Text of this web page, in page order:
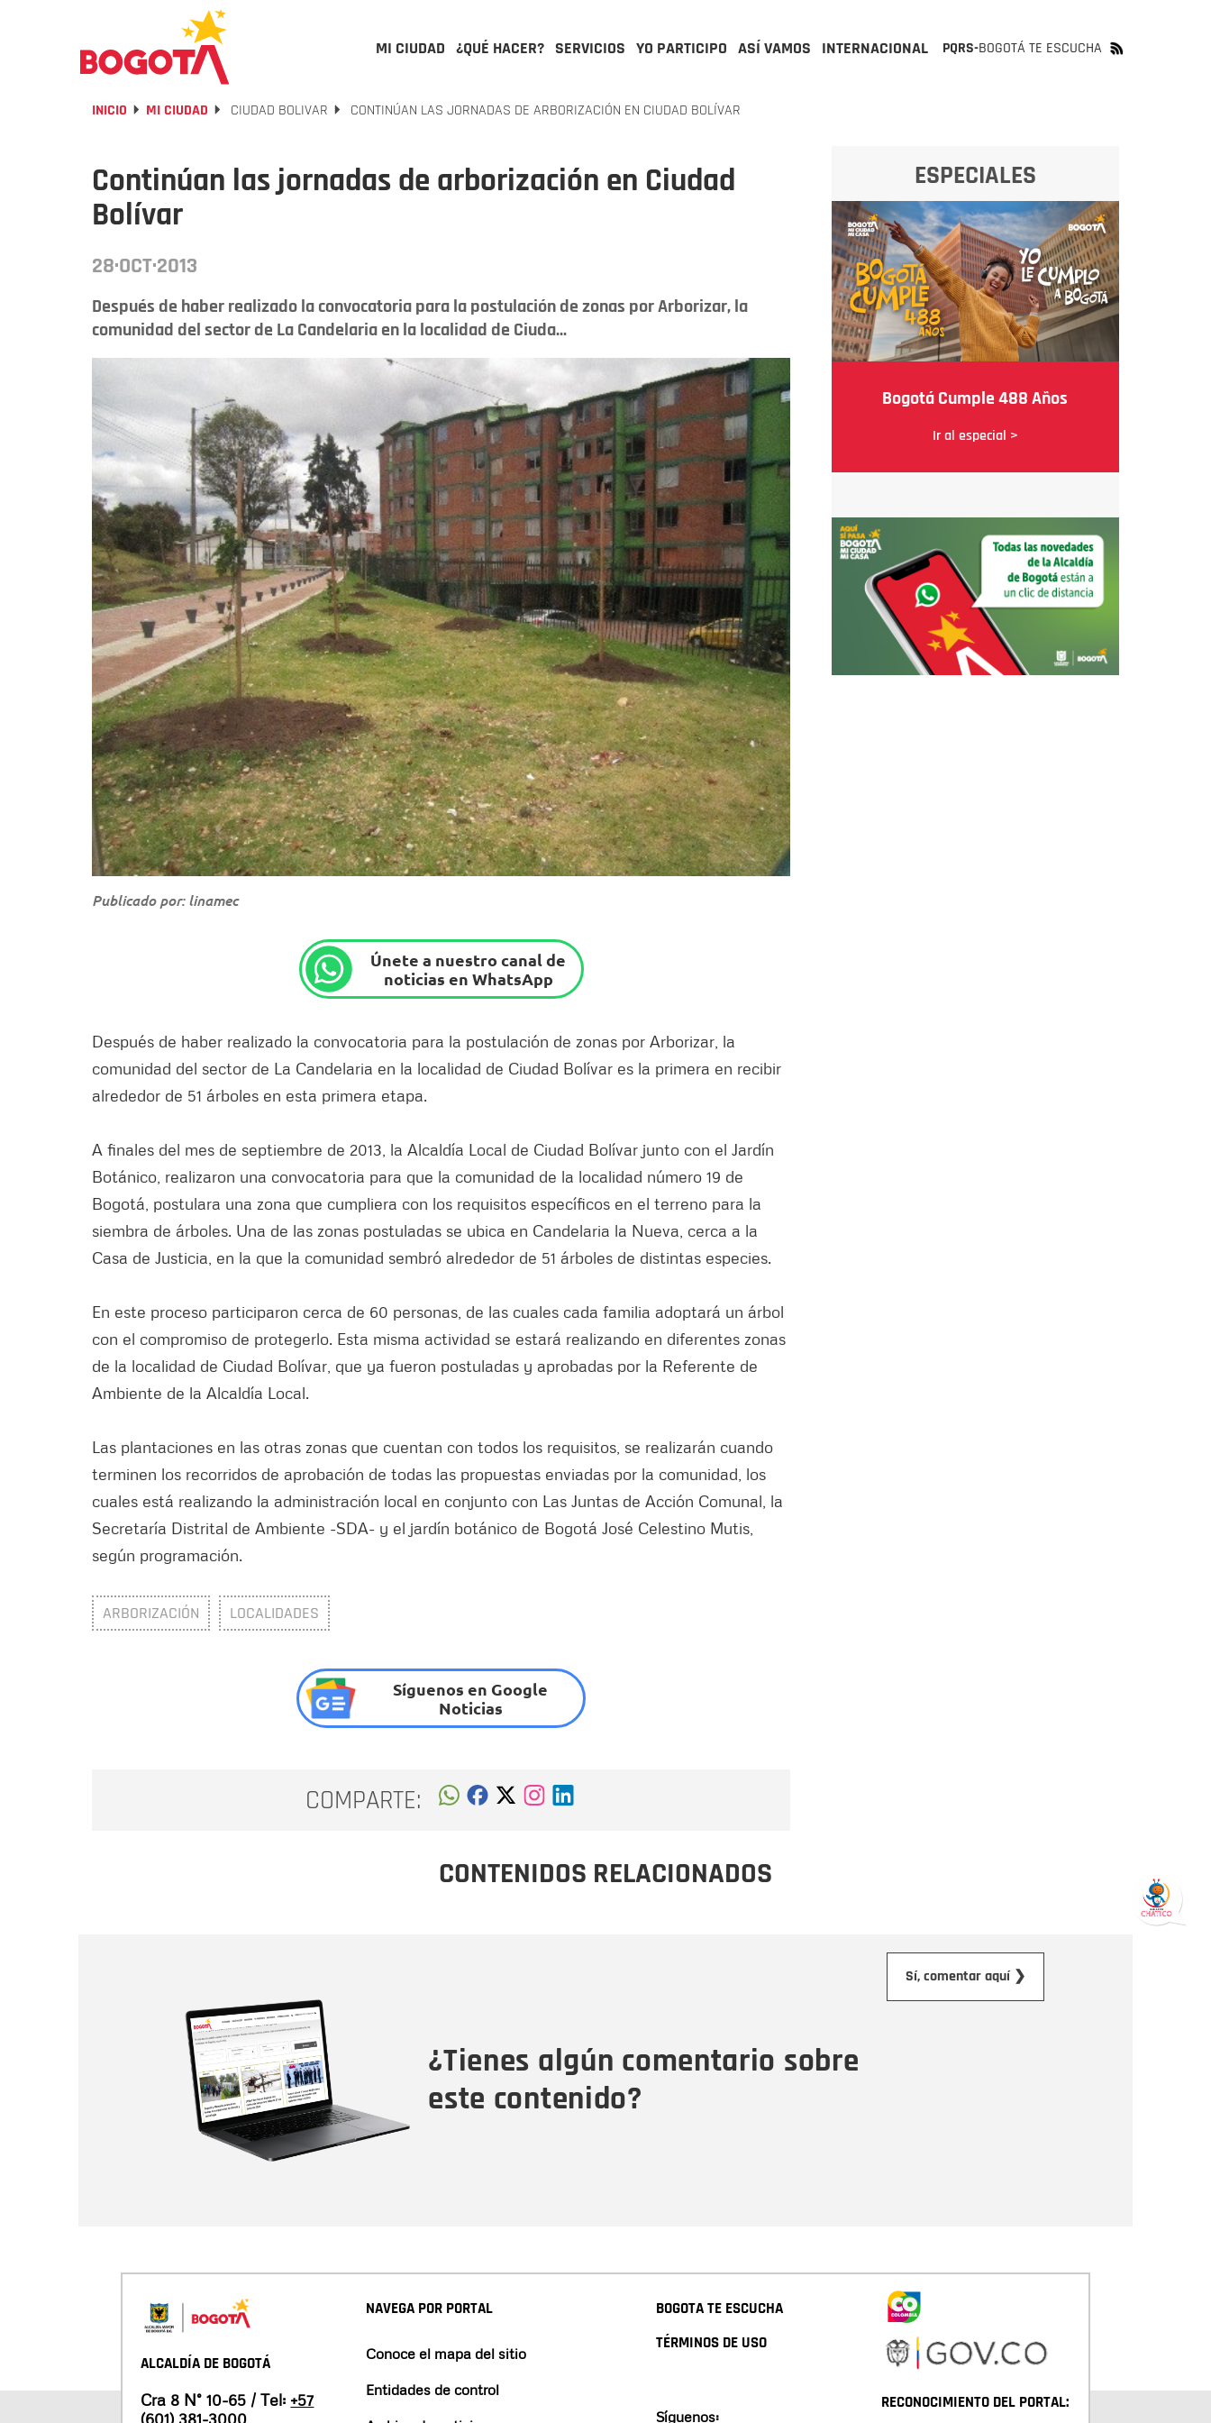
MI CIUDAD ¿QUÉ HACER? SERVICIOS YO PARTICIPO ASÍ VAMOS INTERNACIONAL PQRS-BOGOTÁ TE ESCUCHA
INICIO MI CIUDAD CIUDAD BOLIVAR CONTINÚAN LAS JORNADAS DE ARBORIZACIÓN EN CIUDAD BOLÍVAR
Continúan las jornadas de arborización en Ciudad
Bolívar
28·OCT·2013
Después de haber realizado la convocatoria para la postulación de zonas por Arborizar, la
comunidad del sector de La Candelaria en la localidad de Ciuda...
Publicado por: linamec
Únete a nuestro canal de
noticias en WhatsApp
Después de haber realizado la convocatoria para la postulación de zonas por Arborizar, la
comunidad del sector de La Candelaria en la localidad de Ciudad Bolívar es la primera en recibir
alrededor de 51 árboles en esta primera etapa.
A finales del mes de septiembre de 2013, la Alcaldía Local de Ciudad Bolívar junto con el Jardín
Botánico, realizaron una convocatoria para que la comunidad de la localidad número 19 de
Bogotá, postulara una zona que cumpliera con los requisitos específicos en el terreno para la
siembra de árboles. Una de las zonas postuladas se ubica en Candelaria la Nueva, cerca a la
Casa de Justicia, en la que la comunidad sembró alrededor de 51 árboles de distintas especies.
En este proceso participaron cerca de 60 personas, de las cuales cada familia adoptará un árbol
con el compromiso de protegerlo. Esta misma actividad se estará realizando en diferentes zonas
de la localidad de Ciudad Bolívar, que ya fueron postuladas y aprobadas por la Referente de
Ambiente de la Alcaldía Local.
Las plantaciones en las otras zonas que cuentan con todos los requisitos, se realizarán cuando
terminen los recorridos de aprobación de todas las propuestas enviadas por la comunidad, los
cuales está realizando la administración local en conjunto con Las Juntas de Acción Comunal, la
Secretaría Distrital de Ambiente -SDA- y el jardín botánico de Bogotá José Celestino Mutis,
según programación.
ARBORIZACIÓN LOCALIDADES
Síguenos en Google
Noticias
COMPARTE:
ESPECIALES
Bogotá Cumple 488 Años
Ir al especial >
CONTENIDOS RELACIONADOS
¿Tienes algún comentario sobre
este contenido?
Sí, comentar aquí ❯
ALCALDÍA DE BOGOTÁ
Cra 8 N° 10-65 / Tel: +57
(601) 381-3000
NAVEGA POR PORTAL
Conoce el mapa del sitio
Entidades de control
BOGOTA TE ESCUCHA
TÉRMINOS DE USO
Síguenos:
RECONOCIMIENTO DEL PORTAL: